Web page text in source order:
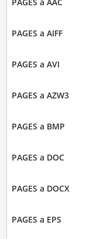
PAGES a AAC
PAGES a AIFF
PAGES a AVI
PAGES a AZW3
PAGES a BMP
PAGES a DOC
PAGES a DOCX
PAGES a EPS